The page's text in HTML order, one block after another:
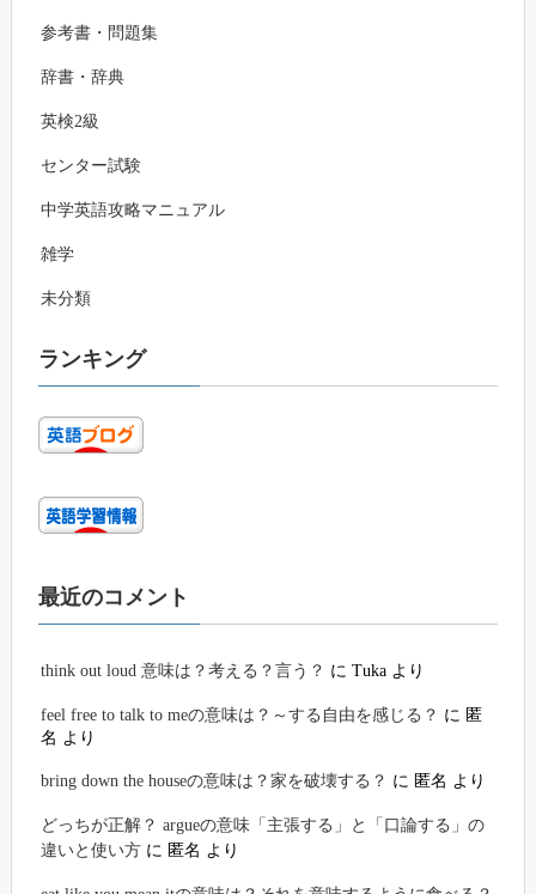
参考書・問題集
辞書・辞典
英検2級
センター試験
中学英語攻略マニュアル
雑学
未分類
ランキング
最近のコメント
think out loud 意味は？考える？言う？ にTuka より
feel free to talk to meの意味は？～する自由を感じる？ に 匿
名 より
bring down the houseの意味は？家を破壊する？ に 匿名 より
どっちが正解？ argueの意味「主張する」と「口論する」の
違いと使い方 に 匿名 より